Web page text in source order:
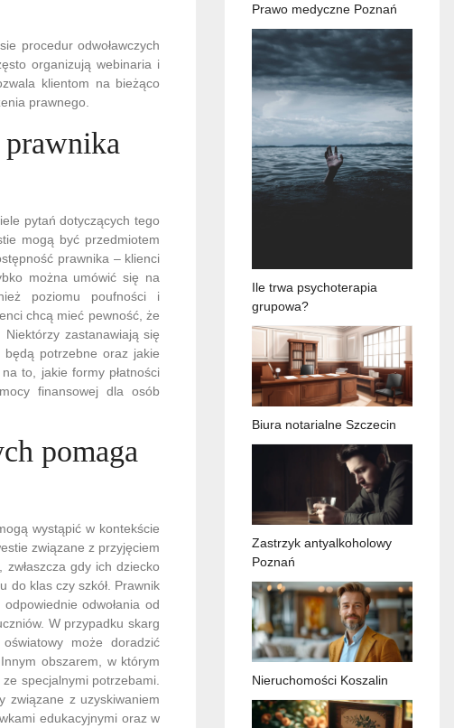
procedur odwoławczych
organizują webinaria i
klientom na bieżąco
prawnego.
prawnika
pytań dotyczących tego
mogą być przedmiotem
prawnika – klienci
można umówić się na
poziomu poufności i
chcą mieć pewność, że
zastanawiają się
potrzebne oraz jakie
to, jakie formy płatności
finansowej dla osób
pomaga
wystąpić w kontekście
związane z przyjęciem
gdy ich dziecko
do klas czy szkół. Prawnik
odwołania od
W przypadku skarg
może doradzić
obszarem, w którym
specjalnymi potrzebami.
związane z uzyskiwaniem
edukacyjnymi oraz w
Prawo medyczne Poznań
Ile trwa psychoterapia
grupowa?
Biura notarialne Szczecin
Zastrzyk antyalkoholowy
Poznań
Nieruchomości Koszalin